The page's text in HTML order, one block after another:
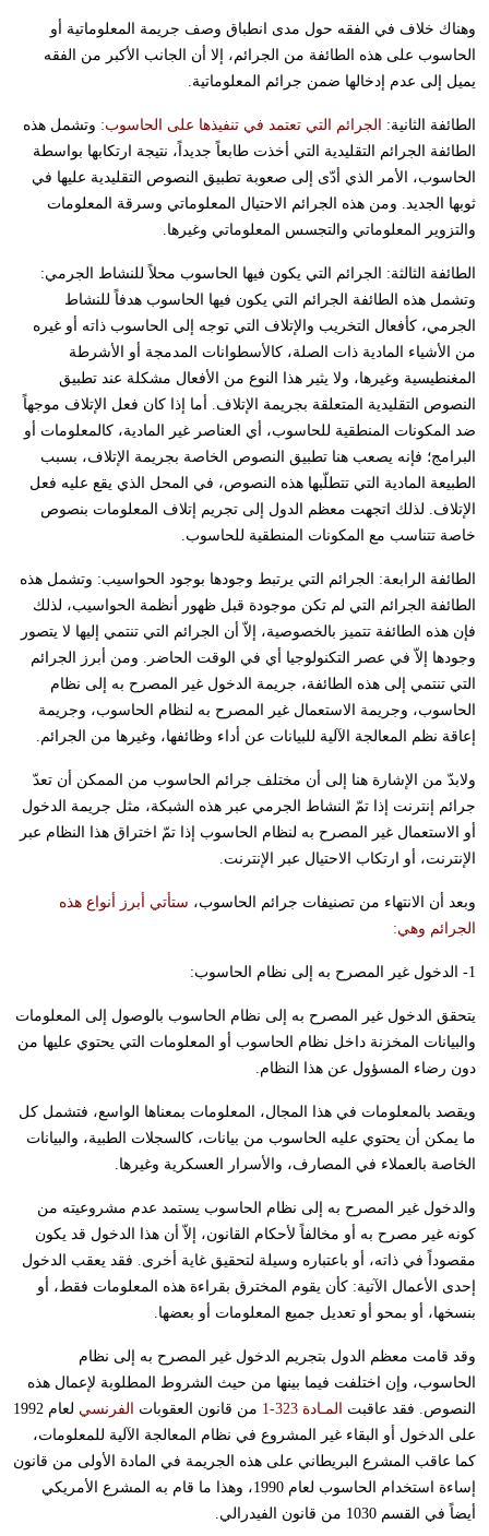
وهناك خلاف في الفقه حول مدى انطباق وصف جريمة المعلوماتية أو
الحاسوب على هذه الطائفة من الجرائم، إلا أن الجانب الأكبر من الفقه
يميل إلى عدم إدخالها ضمن جرائم المعلوماتية.
الطائفة الثانية: الجرائم التي تعتمد في تنفيذها على الحاسوب: وتشمل هذه
الطائفة الجرائم التقليدية التي أخذت طابعاً جديداً، نتيجة ارتكابها بواسطة
الحاسوب، الأمر الذي أدّى إلى صعوبة تطبيق النصوص التقليدية عليها في
ثوبها الجديد. ومن هذه الجرائم الاحتيال المعلوماتي وسرقة المعلومات
والتزوير المعلوماتي والتجسس المعلوماتي وغيرها.
الطائفة الثالثة: الجرائم التي يكون فيها الحاسوب محلاً للنشاط الجرمي:
وتشمل هذه الطائفة الجرائم التي يكون فيها الحاسوب هدفاً للنشاط
الجرمي، كأفعال التخريب والإتلاف التي توجه إلى الحاسوب ذاته أو غيره
من الأشياء المادية ذات الصلة، كالأسطوانات المدمجة أو الأشرطة
المغنطيسية وغيرها، ولا يثير هذا النوع من الأفعال مشكلة عند تطبيق
النصوص التقليدية المتعلقة بجريمة الإتلاف. أما إذا كان فعل الإتلاف موجهاً
ضد المكونات المنطقية للحاسوب، أي العناصر غير المادية، كالمعلومات أو
البرامج؛ فإنه يصعب هنا تطبيق النصوص الخاصة بجريمة الإتلاف، بسبب
الطبيعة المادية التي تتطلّبها هذه النصوص، في المحل الذي يقع عليه فعل
الإتلاف. لذلك اتجهت معظم الدول إلى تجريم إتلاف المعلومات بنصوص
خاصة تتناسب مع المكونات المنطقية للحاسوب.
الطائفة الرابعة: الجرائم التي يرتبط وجودها بوجود الحواسيب: وتشمل هذه
الطائفة الجرائم التي لم تكن موجودة قبل ظهور أنظمة الحواسيب، لذلك
فإن هذه الطائفة تتميز بالخصوصية، إلاّ أن الجرائم التي تنتمي إليها لا يتصور
وجودها إلاّ في عصر التكنولوجيا أي في الوقت الحاضر. ومن أبرز الجرائم
التي تنتمي إلى هذه الطائفة، جريمة الدخول غير المصرح به إلى نظام
الحاسوب، وجريمة الاستعمال غير المصرح به لنظام الحاسوب، وجريمة
إعاقة نظم المعالجة الآلية للبيانات عن أداء وظائفها، وغيرها من الجرائم.
ولابدّ من الإشارة هنا إلى أن مختلف جرائم الحاسوب من الممكن أن تعدّ
جرائم إنترنت إذا تمّ النشاط الجرمي عبر هذه الشبكة، مثل جريمة الدخول
أو الاستعمال غير المصرح به لنظام الحاسوب إذا تمّ اختراق هذا النظام عبر
الإنترنت، أو ارتكاب الاحتيال عبر الإنترنت.
وبعد أن الانتهاء من تصنيفات جرائم الحاسوب، ستأتي أبرز أنواع هذه
الجرائم وهي:
1- الدخول غير المصرح به إلى نظام الحاسوب:
يتحقق الدخول غير المصرح به إلى نظام الحاسوب بالوصول إلى المعلومات
والبيانات المخزنة داخل نظام الحاسوب أو المعلومات التي يحتوي عليها من
دون رضاء المسؤول عن هذا النظام.
ويقصد بالمعلومات في هذا المجال، المعلومات بمعناها الواسع، فتشمل كل
ما يمكن أن يحتوي عليه الحاسوب من بيانات، كالسجلات الطبية، والبيانات
الخاصة بالعملاء في المصارف، والأسرار العسكرية وغيرها.
والدخول غير المصرح به إلى نظام الحاسوب يستمد عدم مشروعيته من
كونه غير مصرح به أو مخالفاً لأحكام القانون، إلاّ أن هذا الدخول قد يكون
مقصوداً في ذاته، أو باعتباره وسيلة لتحقيق غاية أخرى. فقد يعقب الدخول
إحدى الأعمال الآتية: كأن يقوم المخترق بقراءة هذه المعلومات فقط، أو
بنسخها، أو بمحو أو تعديل جميع المعلومات أو بعضها.
وقد قامت معظم الدول بتجريم الدخول غير المصرح به إلى نظام
الحاسوب، وإن اختلفت فيما بينها من حيث الشروط المطلوبة لإعمال هذه
النصوص. فقد عاقبت
المـادة 323-1 من قانون العقوبات الفرنسي
لعام 1992
على الدخول أو البقاء غير المشروع في نظام المعالجة الآلية للمعلومات،
كما عاقب المشرع البريطاني على هذه الجريمة في المادة الأولى من قانون
إساءة استخدام الحاسوب لعام 1990، وهذا ما قام به المشرع الأمريكي
أيضاً في القسم 1030 من قانون الفيدرالي.